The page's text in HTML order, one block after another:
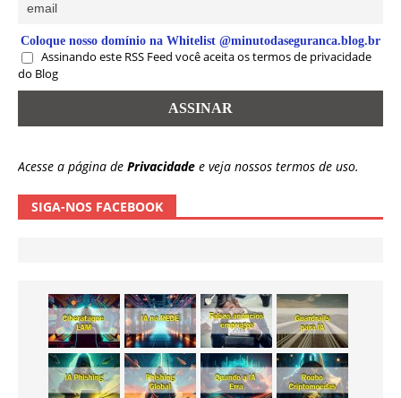
Coloque nosso domínio na Whitelist @minutodaseguranca.blog.br
Assinando este RSS Feed você aceita os termos de privacidade
do Blog
Acesse a página de Privacidade e veja nossos termos de uso.
SIGA-NOS FACEBOOK